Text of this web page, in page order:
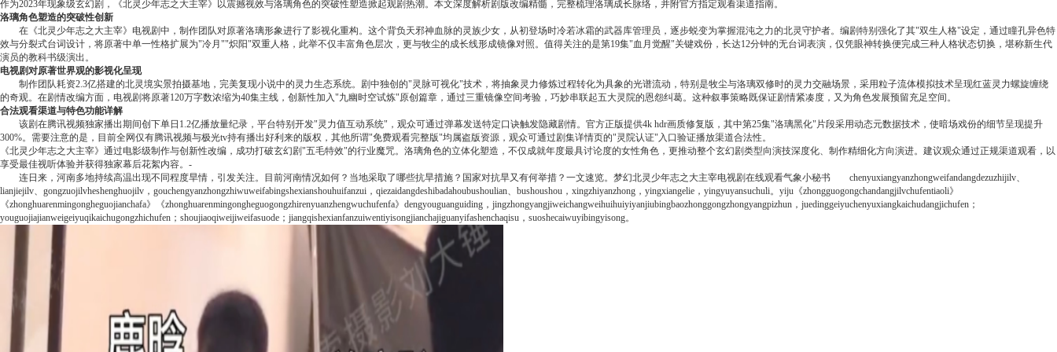
作为2023年现象级玄幻剧，《北灵少年志之大主宰》以震撼视效与洛璃角色的突破性塑造掀起观剧热潮。本文深度解析剧版改编精髓，完整梳理洛璃成长脉络，并附官方指定观看渠道指南。
洛璃角色塑造的突破性创新
在《北灵少年志之大主宰》电视剧中，制作团队对原著洛璃形象进行了影视化重构。这个背负天邪神血脉的灵族少女，从初登场时冷若冰霜的武器库管理员，逐步蜕变为掌握混沌之力的北灵守护者。编剧特别强化了其"双生人格"设定，通过瞳孔异色特
效与分裂式台词设计，将原著中单一性格扩展为"冷月""炽阳"双重人格，此举不仅丰富角色层次，更与牧尘的成长线形成镜像对照。值得关注的是第19集"血月觉醒"关键戏份，长达12分钟的无台词表演，仅凭眼神转换便完成三种人格状态切换，堪称新生代
演员的教科书级演出。
电视剧对原著世界观的影视化呈现
制作团队耗资2.3亿搭建的北灵境实景拍摄基地，完美复现小说中的灵力生态系统。剧中独创的"灵脉可视化"技术，将抽象灵力修炼过程转化为具象的光谱流动，特别是牧尘与洛璃双修时的灵力交融场景，采用粒子流体模拟技术呈现红蓝灵力螺旋缠绕
的奇观。在剧情改编方面，电视剧将原著120万字数浓缩为40集主线，创新性加入"九幽时空试炼"原创篇章，通过三重镜像空间考验，巧妙串联起五大灵院的恩怨纠葛。这种叙事策略既保证剧情紧凑度，又为角色发展预留充足空间。
合法观看渠道与特色功能详解
该剧在腾讯视频独家播出期间创下单日1.2亿播放量纪录，平台特别开发"灵力值互动系统"，观众可通过弹幕发送特定口诀触发隐藏剧情。官方正版提供4k hdr画质修复版，其中第25集"洛璃黑化"片段采用动态元数据技术，使暗场戏份的细节呈现提升
300%。需要注意的是，目前全网仅有腾讯视频与极光tv持有播出好利来的版权，其他所谓"免费观看完整版"均属盗版资源，观众可通过剧集详情页的"灵院认证"入口验证播放渠道合法性。
《北灵少年志之大主宰》通过电影级制作与创新性改编，成功打破玄幻剧"五毛特效"的行业魔咒。洛璃角色的立体化塑造，不仅成就年度最具讨论度的女性角色，更推动整个玄幻剧类型向演技深度化、制作精细化方向演进。建议观众通过正规渠道观看，以
享受最佳视听体验并获得独家幕后花絮内容。 -
连日来，河南多地持续高温出现不同程度旱情，引发关注。目前河南情况如何？当地采取了哪些抗旱措施？国家对抗旱又有何举措？一文速览。 梦幻北灵少年志之大主宰电视剧在线观看气象小秘书 chenyuxiangyanzhongweifandangdezuzhijilv、
lianjiejilv、gongzuojilvheshenghuojilv，gouchengyanzhongzhiwuweifabingshexianshouhuifanzui，qiezaidangdeshibadahoubushoulian、bushoushou，xingzhiyanzhong，yingxiangelie，yingyuyansuchuli。yiju《zhongguogongchandangjilvchufentiaoli》
《zhonghuarenmingongheguojianchafa》《zhonghuarenmingongheguogongzhirenyuanzhengwuchufenfa》dengyouguanguiding，jingzhongyangjiweichangweihuihuiyiyanjiubingbaozhonggongzhongyangpizhun，juedinggeiyuchenyuxiangkaichudangjichufen；
youguojiajianweigeiyuqikaichugongzhichufen；shoujiaoqiweijiweifasuode；jiangqishexianfanzuiwentiyisongjianchajiguanyifashenchaqisu，suoshecaiwuyibingyisong。